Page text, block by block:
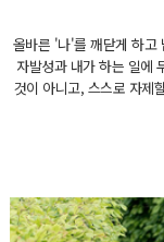
올바른 '나'를 깨닫게 하고
자발성과 내가 하는 일에
것이 아니고, 스스로 자제